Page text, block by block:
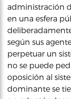
administración
en una esfera
según sus
perpetuar un
no se puede
oposición al
dominante se